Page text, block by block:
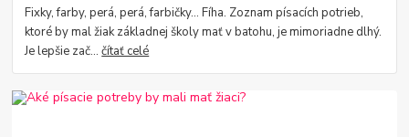
Fixky, farby, perá, perá, farbičky... Fíha. Zoznam písacích potrieb,
ktoré by mal žiak základnej školy mať v batohu, je mimoriadne dlhý.
Je lepšie zač...čítať celé